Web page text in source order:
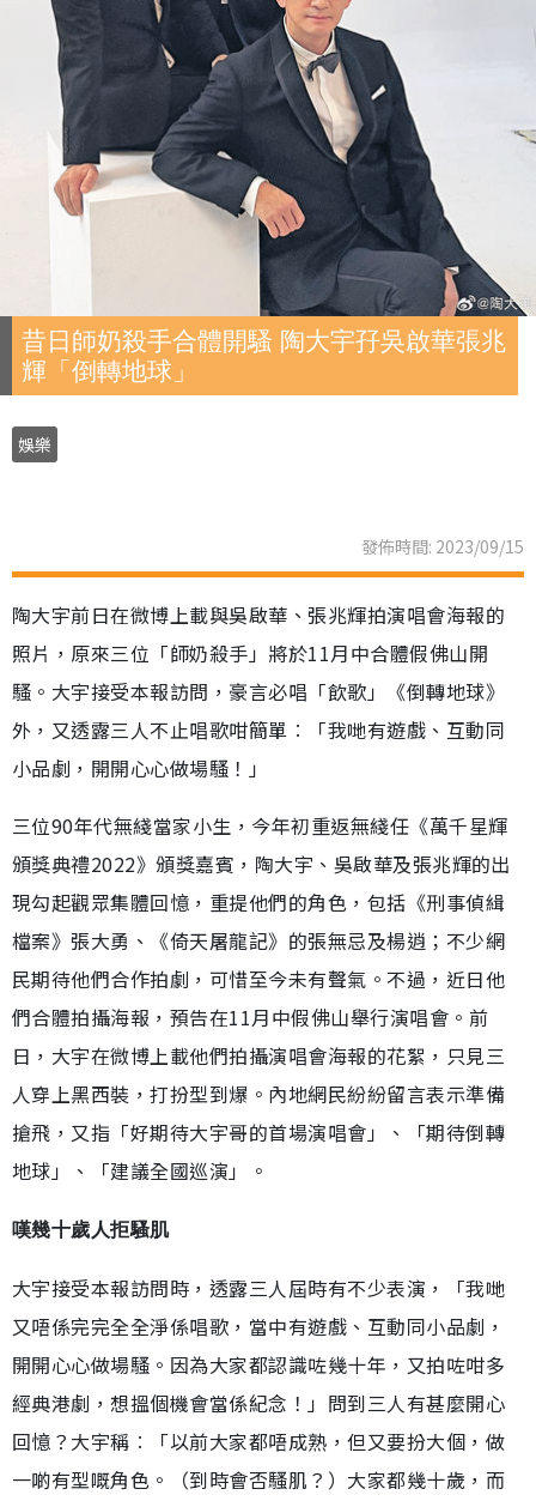
昔日師奶殺手合體開騷 陶大宇孖吳啟華張兆
輝「倒轉地球」
娛樂
發佈時間: 2023/09/15
陶大宇前日在微博上載與吳啟華、張兆輝拍演唱會海報的
照片，原來三位「師奶殺手」將於11月中合體假佛山開
騷。大宇接受本報訪問，豪言必唱「飲歌」《倒轉地球》
外，又透露三人不止唱歌咁簡單︰「我哋有遊戲、互動同
小品劇，開開心心做場騷！」
三位90年代無綫當家小生，今年初重返無綫任《萬千星輝
頒獎典禮2022》頒獎嘉賓，陶大宇、吳啟華及張兆輝的出
現勾起觀眾集體回憶，重提他們的角色，包括《刑事偵緝
檔案》張大勇、《倚天屠龍記》的張無忌及楊逍；不少網
民期待他們合作拍劇，可惜至今未有聲氣。不過，近日他
們合體拍攝海報，預告在11月中假佛山舉行演唱會。前
日，大宇在微博上載他們拍攝演唱會海報的花絮，只見三
人穿上黑西裝，打扮型到爆。內地網民紛紛留言表示準備
搶飛，又指「好期待大宇哥的首場演唱會」、「期待倒轉
地球」、「建議全國巡演」。
嘆幾十歲人拒騷肌
大宇接受本報訪問時，透露三人屆時有不少表演，「我哋
又唔係完完全全淨係唱歌，當中有遊戲、互動同小品劇，
開開心心做場騷。因為大家都認識咗幾十年，又拍咗咁多
經典港劇，想搵個機會當係紀念！」問到三人有甚麼開心
回憶？大宇稱︰「以前大家都唔成熟，但又要扮大個，做
一啲有型嘅角色。（到時會否騷肌？）大家都幾十歲，而